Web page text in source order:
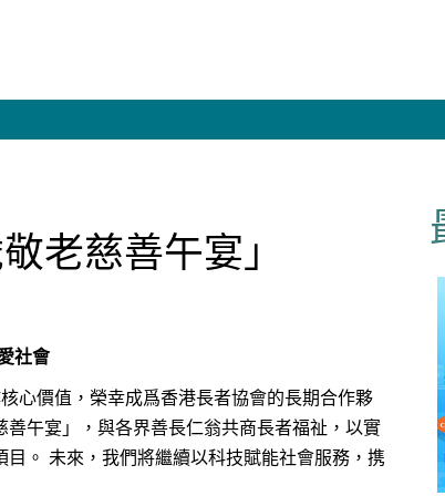
老慈善午宴」
社會
心價值，榮幸成爲香港長者協會的長期合作夥
午宴」，與各界善長仁翁共商長者福祉，以實
。 未來，我們將繼續以科技賦能社會服務，携